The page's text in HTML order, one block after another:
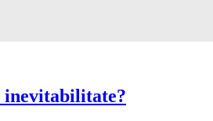
inevitabilitate?